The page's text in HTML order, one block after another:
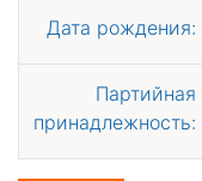
Дата рождения:
Партийная
принадлежность: